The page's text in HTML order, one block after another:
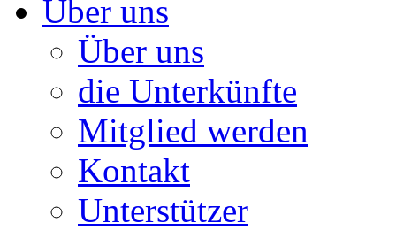
Über uns
Über uns
die Unterkünfte
Mitglied werden
Kontakt
Unterstützer